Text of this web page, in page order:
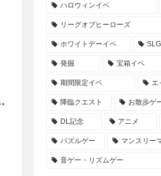
ハロウィンイベ
リーグオブヒーローズ
ホワイトデーイベ SLG
発掘 宝箱イベ
期間限定イベ エ
降臨クエスト お散歩ゲ
DL記念 アニメ
パズルゲー マンスリー
音ゲー・リズムゲー